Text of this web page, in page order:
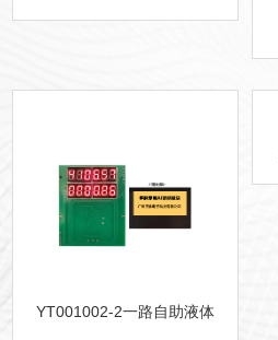
YT001002-2一路自助液体